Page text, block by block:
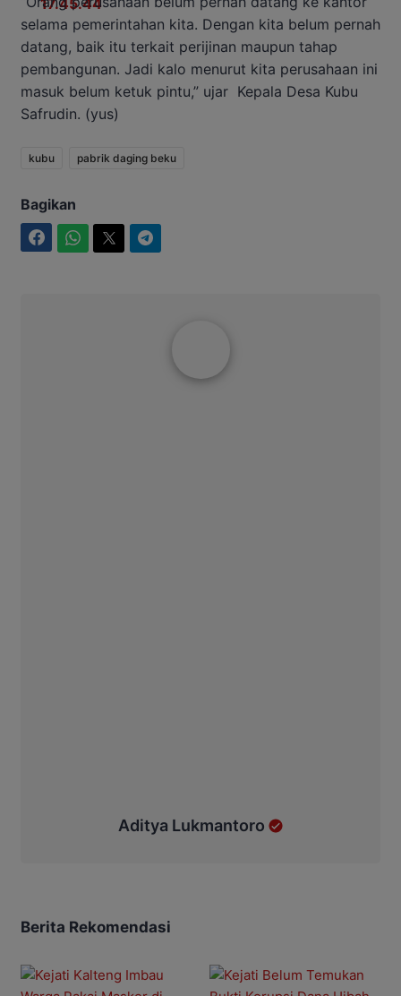
selama pemerintahan kita. Dengan kita belum pernah
datang, baik itu terkait perijinan maupun tahap
pembangunan. Jadi kalo menurut kita perusahaan ini
masuk belum ketuk pintu,” ujar Kepala Desa Kubu
Safrudin. (yus)
kubu pabrik daging beku
Bagikan
Aditya Lukmantoro
Berita Rekomendasi